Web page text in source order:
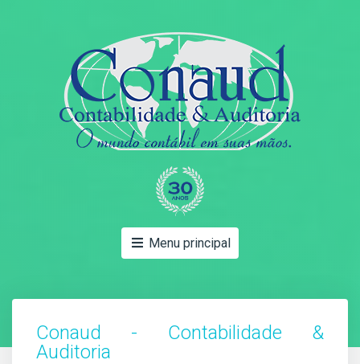
Menu principal
Conaud - Contabilidade &
Auditoria